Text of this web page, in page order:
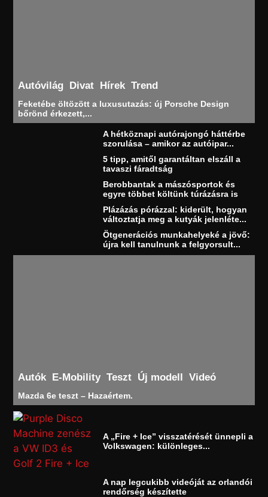
Autóvilág Divat Hírek Trend
Feketébe öltözött a luxusutazás: új Porsche Design
bőrönd érkezett,...
A hétköznapi autórajongó háttérbe
szorulása – amikor az autóipar...
5 tipp, amitől garantáltan elszáll a
tavaszi fáradtság
Berobbantak a mászósportok és
egyre többet költünk túrázásra is
Plázázás pórázzal: kiderült, hogyan
változtatja meg a kutyák jelenléte...
Ötgenerációs munkahelyeké a jövő:
újra kell tanulnunk a felgyorsult...
Autók E-Mobility Teszt Új modell Videó
Mazda 6e teszt – Hazaértem.
A „Fire + Ice” visszatérését ünnepli a
Volkswagen: különleges...
A nap legcukibb videóját az orlandói
rendőrség készítette